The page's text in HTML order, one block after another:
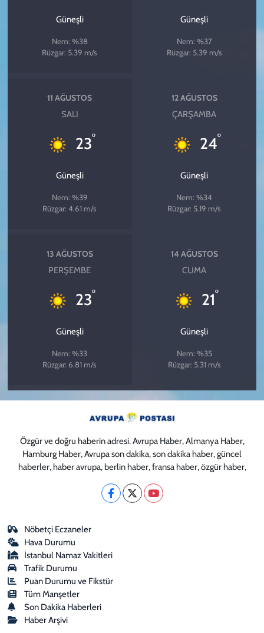
Güneşli
Nem: %38
Rüzgar: 5.39 m/s
Güneşli
Nem: %37
Rüzgar: 5.39 m/s
11 AĞUSTOS
SALI
23°
Güneşli
Nem: %39
Rüzgar: 4.61 m/s
12 AĞUSTOS
ÇARŞAMBA
24°
Güneşli
Nem: %34
Rüzgar: 5.19 m/s
13 AĞUSTOS
PERŞEMBE
23°
Güneşli
Nem: %33
Rüzgar: 6.81 m/s
14 AĞUSTOS
CUMA
21°
Güneşli
Nem: %35
Rüzgar: 5.31 m/s
Özgür ve doğru haberin adresi. Avrupa Haber, Almanya Haber,
Hamburg Haber, Avrupa son dakika, son dakika haber, güncel
haberler, haber avrupa, berlin haber, fransa haber, özgür haber,
Nöbetçi Eczaneler
Hava Durumu
İstanbul Namaz Vakitleri
Trafik Durumu
Puan Durumu ve Fikstür
Tüm Manşetler
Son Dakika Haberleri
Haber Arşivi